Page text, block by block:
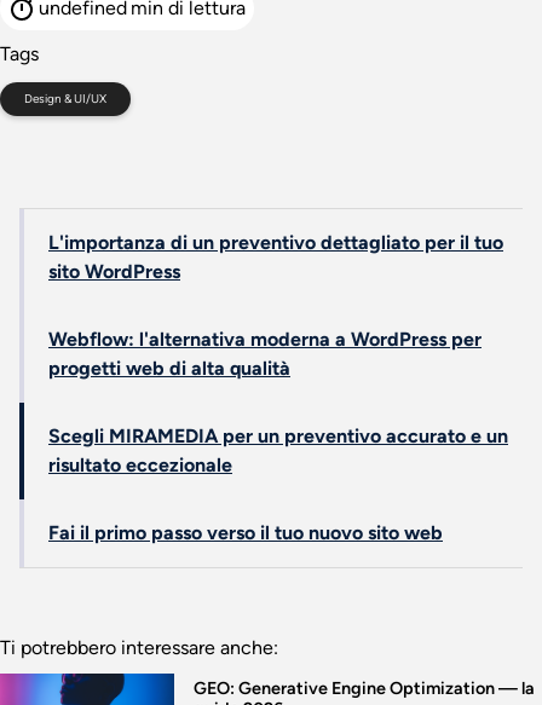
undefined min di lettura
Tags
Design & UI/UX
L'importanza di un preventivo dettagliato per il tuo
sito WordPress
Webflow: l'alternativa moderna a WordPress per
progetti web di alta qualità
Scegli MIRAMEDIA per un preventivo accurato e un
risultato eccezionale
Fai il primo passo verso il tuo nuovo sito web
Ti potrebbero interessare anche:
GEO: Generative Engine Optimization — la